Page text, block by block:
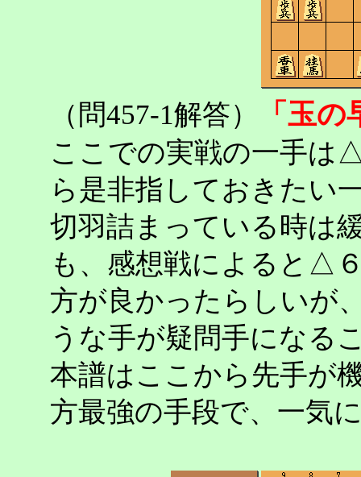
（問457-1解答） 「玉
ここでの実戦の一手は
ら是非指しておきたい
切羽詰まっている時は
も、感想戦によると△
方が良かったらしいが
うな手が疑問手になる
本譜はここから先手が
方最強の手段で、一気